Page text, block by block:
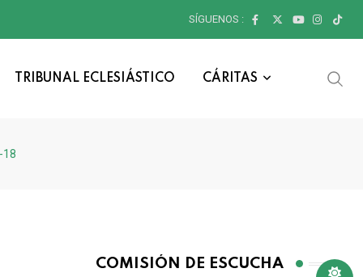
SÍGUENOS :
TRIBUNAL ECLESIÁSTICO CÁRITAS
18
COMISIÓN DE ESCUCHA